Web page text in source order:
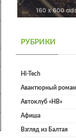
РУБРИКИ
Hi-Tech
Авантюрный роман
Автоклуб «НВ»
Афиша
Взгляд из Балтая